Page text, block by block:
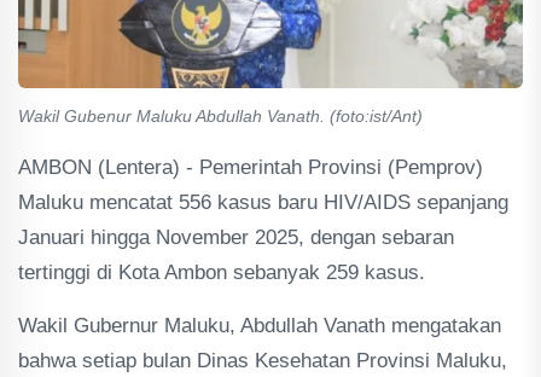
Wakil Gubenur Maluku Abdullah Vanath. (foto:ist/Ant)
AMBON (Lentera) - Pemerintah Provinsi (Pemprov)
Maluku mencatat 556 kasus baru HIV/AIDS sepanjang
Januari hingga November 2025, dengan sebaran
tertinggi di Kota Ambon sebanyak 259 kasus.
Wakil Gubernur Maluku, Abdullah Vanath mengatakan
bahwa setiap bulan Dinas Kesehatan Provinsi Maluku,